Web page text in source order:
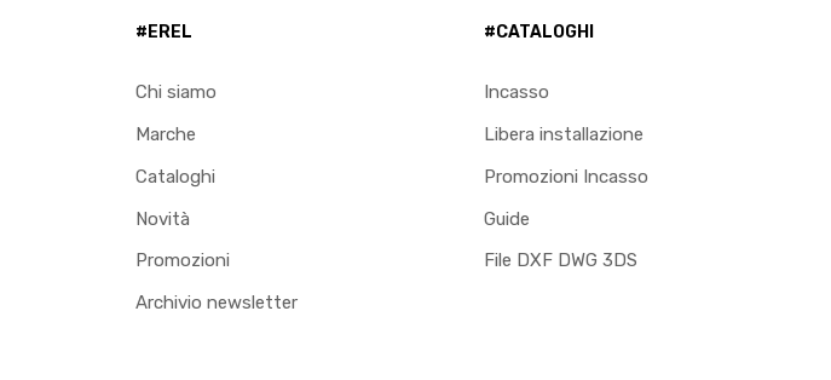
#EREL
Chi siamo
Marche
Cataloghi
Novità
Promozioni
Archivio newsletter
#CATALOGHI
Incasso
Libera installazione
Promozioni Incasso
Guide
File DXF DWG 3DS